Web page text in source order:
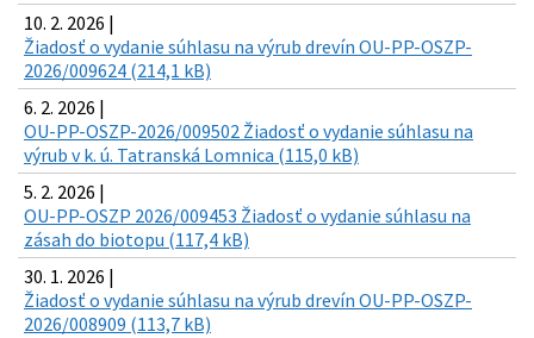
10. 2. 2026 |
Žiadosť o vydanie súhlasu na výrub drevín OU-PP-OSZP-
2026/009624 (214,1 kB)
6. 2. 2026 |
OU-PP-OSZP-2026/009502 Žiadosť o vydanie súhlasu na
výrub v k. ú. Tatranská Lomnica (115,0 kB)
5. 2. 2026 |
OU-PP-OSZP 2026/009453 Žiadosť o vydanie súhlasu na
zásah do biotopu (117,4 kB)
30. 1. 2026 |
Žiadosť o vydanie súhlasu na výrub drevín OU-PP-OSZP-
2026/008909 (113,7 kB)